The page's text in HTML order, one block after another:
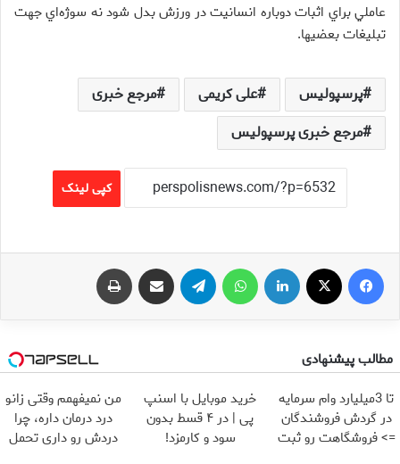
عاملي براي اثبات دوباره انسانيت در ورزش بدل شود نه سوژه‌اي جهت
تبليغات بعضي‏ها.
پرسپولیس علی کریمی
مرجع خبری
مرجع خبری پرسپولیس
کپی لینک
فیس بوک لینکدین تلگرام اشتراک گذاری از طریق ایمیل
مطالب پیشنهادی
تا 3میلیارد وام سرمایه
در گردش فروشندگان
=> فروشگاهت رو ثبت
خرید موبایل با اسنپ
پی | در ۴ قسط بدون
سود و کارمزد!
من نمیفهمم وقتی زانو
درد درمان داره، چرا
دردش رو داری تحمل